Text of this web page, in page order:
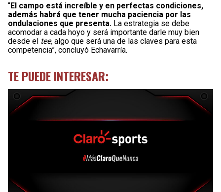
“El campo está increíble y en perfectas condiciones,
además habrá que tener mucha paciencia por las
ondulaciones que presenta. La estrategia se debe
acomodar a cada hoyo y será importante darle muy bien
desde el tee, algo que será una de las claves para esta
competencia”, concluyó Echavarría.
TE PUEDE INTERESAR: